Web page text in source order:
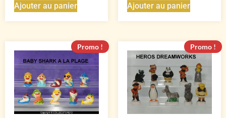
Ajouter au panier Ajouter au panier
Promo ! Promo !